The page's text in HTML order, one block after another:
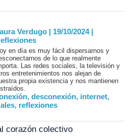
Verdugo | 19/10/2024|
en día es muy fácil dispersarnos y
de lo que realmente
Las redes sociales, la televisión y
entretenimientos nos alejan de
propia existencia y nos mantienen
,desconexión, internet,
, reflexiones
corazón colectivo